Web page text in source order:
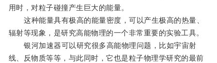
用时，对粒子碰撞产生巨大的能量。
这种能量具有极高的能量密度，可以产生极高的热量、
辐射等现象，是研究高能物理的一个非常重要的实验工具。
银河加速器可以研究很多高能物理问题，比如宇宙射
线、反物质等等，与此同时，它也是粒子物理学研究的最前